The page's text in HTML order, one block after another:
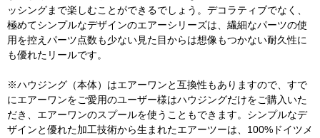
ッシングまで楽しむことができるでしょう。デコラティブでなく、
極めてシンプルなデザインのエアーシリーズは、繊細なパーツの使
用を控えパーツ点数も少ない見た目からは想像もつかない耐久性に
も優れたリールです。
※ハウジング（本体）はエアーワンと互換性もありますので、すで
にエアーワンをご愛用のユーザー様はハウジングだけをご購入いた
だき、エアーワンのスプールを使うこともできます。シンプルなデ
ザインと優れた加工技術から生まれたエアーツーは、100%ドイツメ